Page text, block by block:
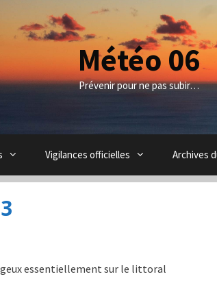
Météo 06
Prévenir pour ne pas subir…
Vigilances officielles Archives
essentiellement sur le littoral